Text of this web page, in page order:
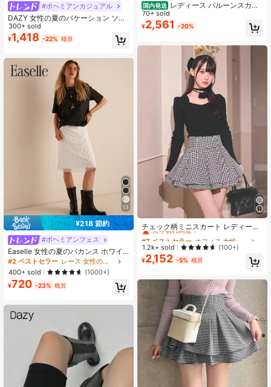
#ボヘミアンカジュアル
DAZY 女性の夏のバケーション ソリ
ッドカラー テクスチャー ラッフルヘ
ム Aラインスカート ボヘミアン
300+ sold
¥1,418 -22% 概算
13
¥218 節約
#ボヘミアンフェス
Easelle 女性の夏のバカンス ホワイ
トレースボディコンミニスカート
#2 ベストセラー
レース 女性のスカート
400+ sold
(1000+)
¥720 -23% 概算
国内発送 レディース バルーンスカー
ト ロングスカート マキシスカート
コクーンスカート サイドライン スポ
ーティ カジュアル ライン入り ボリ
ストゴム シャカシャカ ナイロン風
体型カバー 着痩せ 脚長効果 下半身
カバー ゆったり 骨格ウェーブ 骨格
ナチュラル 大人カジュアル スポーテ
ィミックス ストリート系 Y2K 韓国フ
ァッション ワンマイルウェア ワーク
テイスト ミリタリー風 通学 デイリ
ー お出かけ 春 夏 秋 水色 ライトブル
70+ sold
¥2,561 -20%
チェック柄ミニスカート レディース
春用
#7 ベストセラー
オフィス 女性のスカート
売り切れ間近！
#7 ベストセラー
売り切れ間近！
#7 ベストセラー
売り切れ間近！
#7 ベストセラー
1.2k+ sold (100+)
¥2,152 -5% 概算